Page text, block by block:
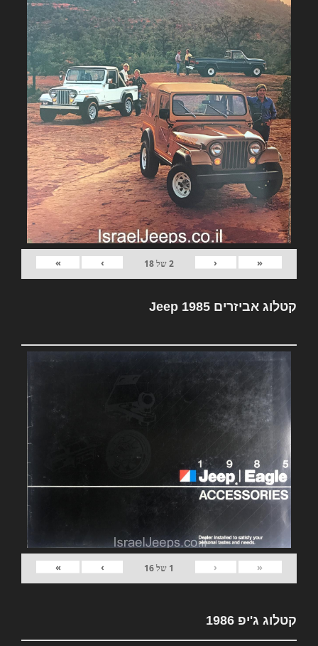
«
‹
2של18
›
»
קטלוג אביזרים Jeep 1985
«
‹
1 של16
›
»
קטלוג ג'יפ 1986